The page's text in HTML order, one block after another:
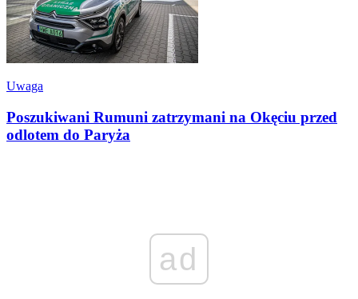
Uwaga
Poszukiwani Rumuni zatrzymani na Okęciu przed
odlotem do Paryża
ad